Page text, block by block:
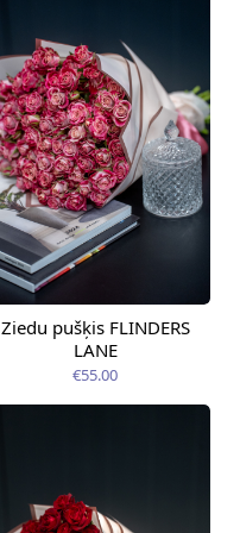
Pieejams šodien
Ziedu pušķis FLINDERS
LANE
€55.00